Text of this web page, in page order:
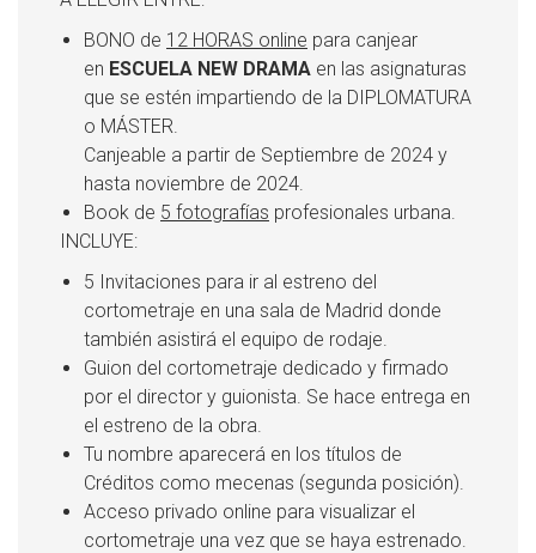
BONO de 12 HORAS online para canjear
en ESCUELA NEW DRAMA en las asignaturas
que se estén impartiendo de la DIPLOMATURA
o MÁSTER.
Canjeable a partir de Septiembre de 2024 y
hasta noviembre de 2024.
Book de 5 fotografías profesionales urbana.
INCLUYE:
5 Invitaciones para ir al estreno del
cortometraje en una sala de Madrid donde
también asistirá el equipo de rodaje.
Guion del cortometraje dedicado y firmado
por el director y guionista. Se hace entrega en
el estreno de la obra.
Tu nombre aparecerá en los títulos de
Créditos como mecenas (segunda posición).
Acceso privado online para visualizar el
cortometraje una vez que se haya estrenado.